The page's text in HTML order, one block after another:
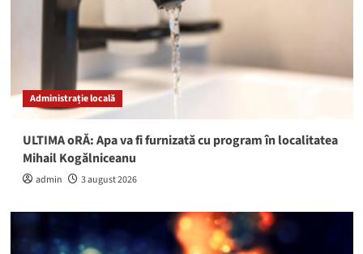
Administrație locală
ULTIMA oRĂ: Apa va fi furnizată cu program în localitatea
Mihail Kogălniceanu
admin 3 august 2026